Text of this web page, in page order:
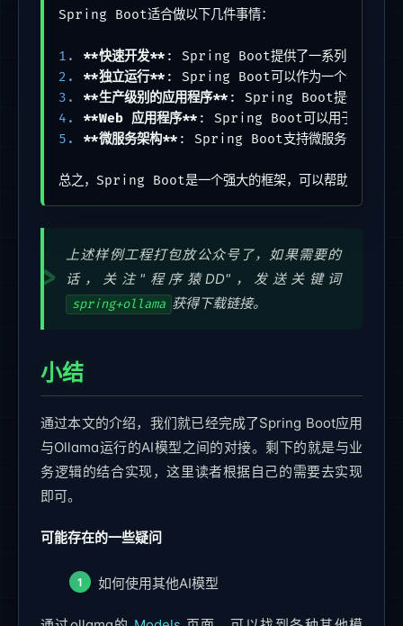
Spring Boot适合做以下几件事情：
1.
**快速开发**
2.
**独立运行**
3.
**生产级别的应用程序**
4.
**Web 应用程序**
5.
**微服务架构** : Spring Boot支持微服务架构，允许
上述样例工程打包放公众号了，如果需要的
话，关注"程序猿DD"，发送关键词
spring+ollama 获得下载链接。
小结
通过本文的介绍，我们就已经完成了Spring Boot应用
与Ollama运行的AI模型之间的对接。剩下的就是与业
务逻辑的结合实现，这里读者根据自己的需要去实现
即可。
可能存在的一些疑问
如何使用其他AI模型